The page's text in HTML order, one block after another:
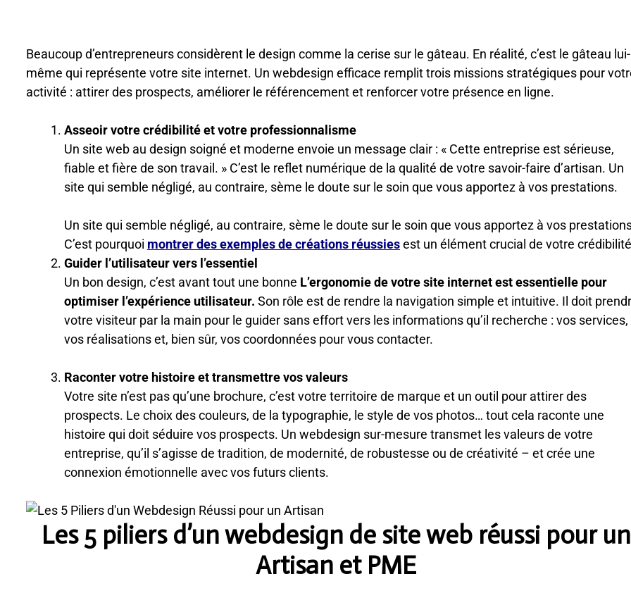
Beaucoup d’entrepreneurs considèrent le design comme la cerise sur le gâteau. En réalité, c’est le gâteau lui-
même qui représente votre site internet. Un webdesign efficace remplit trois missions stratégiques pour
activité : attirer des prospects, améliorer le référencement et renforcer votre présence en ligne.
Asseoir votre crédibilité et votre professionnalisme
Un site web au design soigné et moderne envoie un message clair : « Cette entreprise est sérieuse,
fiable et fière de son travail. » C’est le reflet numérique de la qualité de votre savoir-faire d’artisan. Un
site qui semble négligé, au contraire, sème le doute sur le soin que vous apportez à vos prestations.
Un site qui semble négligé, au contraire, sème le doute sur le soin que vous apportez à vos
C’est pourquoi montrer des exemples de créations réussiesest un élément crucial de votre
Guider l’utilisateur vers l’essentiel
Un bon design, c’est avant tout une bonne L’ergonomie de votre site internet est essentielle pour
optimiser l’expérience utilisateur. Son rôle est de rendre la navigation simple et intuitive. Il doit
votre visiteur par la main pour le guider sans effort vers les informations qu’il recherche : vos services,
vos réalisations et, bien sûr, vos coordonnées pour vous contacter.
Raconter votre histoire et transmettre vos valeurs
Votre site n’est pas qu’une brochure, c’est votre territoire de marque et un outil pour attirer des
prospects. Le choix des couleurs, de la typographie, le style de vos photos… tout cela raconte une
histoire qui doit séduire vos prospects. Un webdesign sur-mesure transmet les valeurs de votre
entreprise, qu’il s’agisse de tradition, de modernité, de robustesse ou de créativité – et crée une
connexion émotionnelle avec vos futurs clients.
Les 5 piliers d’un webdesign de site web réussi pour un
Artisan et PME